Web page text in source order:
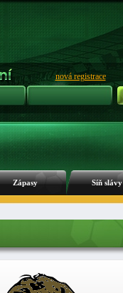
nová registrace
Zápasy Síň slávy